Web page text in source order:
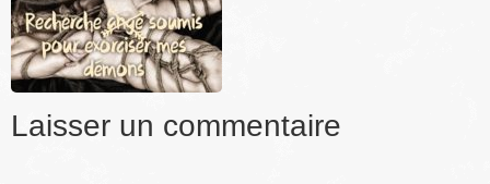
Laisser un commentaire